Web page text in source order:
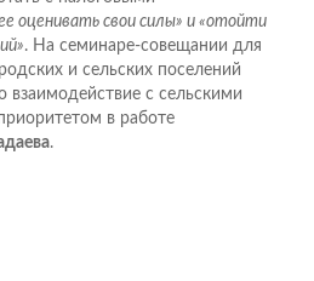
оценивать свои силы» и «отойти
. На семинаре-совещании для
и сельских поселений
взаимодействие с сельскими
в работе
.